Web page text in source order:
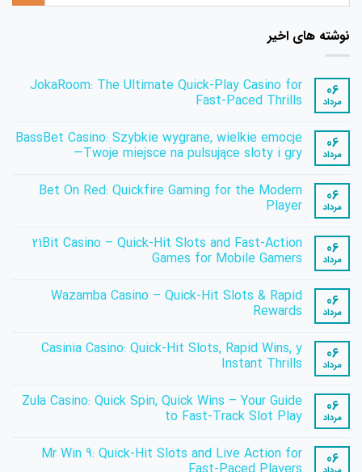
نوشته های اخیر
06
مرداد
JokaRoom: The Ultimate Quick‑Play Casino for
Fast‑Paced Thrills
برای
JokaRoom:
The
Casino
for
Fast‑Paced
ثبت
نشده 06
مرداد
BassBet Casino: Szybkie wygrane, wielkie emocje
—Twoje miejsce na pulsujące sloty i gry
برای
BassBet
Casino:
wielkie
emocje
—
na
pulsujące
sloty
ثبت
نشده 06
مرداد
Bet On Red: Quickfire Gaming for the Modern
Player
برای
Bet
On
Gaming
for
the
ثبت
نشده 06
مرداد
21Bit Casino – Quick‑Hit Slots and Fast‑Action
Games for Mobile Gamers
برای
21Bit
Casino
Slots
and
Fast‑Action
Mobile
Gamers
ثبت
نشده 06
مرداد
Wazamba Casino – Quick‑Hit Slots & Rapid
Rewards
برای
Wazamba
Casino
Slots
&
Rapid
ثبت
نشده 06
مرداد
Casinia Casino: Quick‑Hit Slots, Rapid Wins, y
Instant Thrills
برای
Casinia
Casino:
Rapid
Wins,
ثبت
نشده 06
مرداد
Zula Casino: Quick Spin, Quick Wins – Your Guide
to Fast‑Track Slot Play
دیدگاهی
برای
Zula
ثبت
نشده 06
Mr Win 9: Quick‑Hit Slots and Live Action for